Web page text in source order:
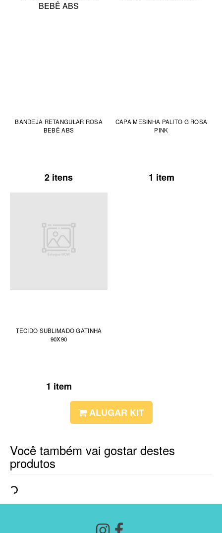
BANDEJA RETANGULAR ROSA
BEBÊ ABS
2 itens
CAPA MESINHA PALITO G ROSA
PINK
1 item
TECIDO SUBLIMADO GATINHA
90X90
1 item
ALUGAR KIT
Você também vai gostar destes
produtos